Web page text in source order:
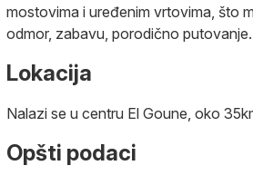
mostovima i uređenim vrtovima, što
odmor, zabavu, porodično putovanje.
Lokacija
Nalazi se u centru El Goune, oko
Opšti podaci